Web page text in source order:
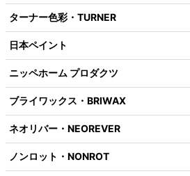
ターナー色彩・TURNER
日本ペイント
ニッペホーム プロダクツ
ブライワックス・BRIWAX
ネオリバー・NEOREVER
ノンロット・NONROT